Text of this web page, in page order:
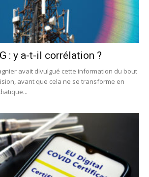
: y a-t-il corrélation ?
avait divulgué cette information du bout
avant que cela ne se transforme en